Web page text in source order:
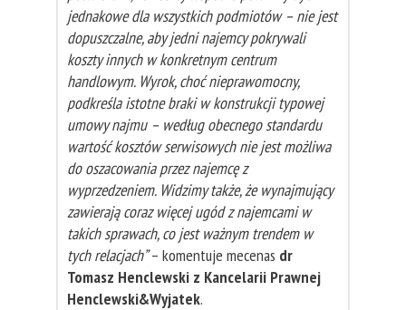
jednakowe dla wszystkich podmiotów – nie jest
dopuszczalne, aby jedni najemcy pokrywali
koszty innych w konkretnym centrum
handlowym. Wyrok, choć nieprawomocny,
podkreśla istotne braki w konstrukcji typowej
umowy najmu – według obecnego standardu
wartość kosztów serwisowych nie jest możliwa
do oszacowania przez najemcę z
wyprzedzeniem. Widzimy także, że wynajmujący
zawierają coraz więcej ugód z najemcami w
takich sprawach, co jest ważnym trendem w
tych relacjach”– komentuje mecenas dr
Tomasz Henclewski z Kancelarii Prawnej
Henclewski&Wyjatek.